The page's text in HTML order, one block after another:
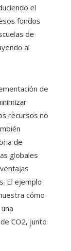
el
fondos
de
al
de
recursos no
de
globales
El ejemplo
cómo
CO2, junto